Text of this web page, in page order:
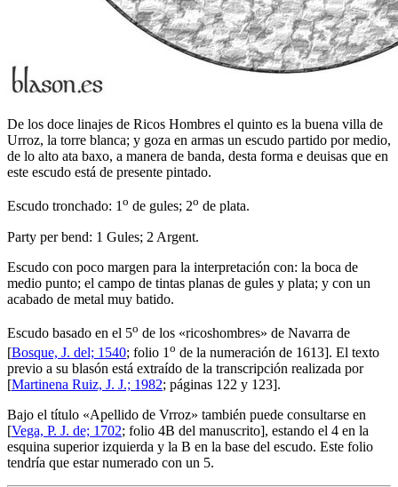
De los doce linajes de Ricos Hombres el quinto es la buena villa de
Urroz, la torre blanca; y goza en armas un escudo partido por medio,
de lo alto ata baxo, a manera de banda, desta forma e deuisas que en
este escudo está de presente pintado.
Escudo tronchado: 1o de gules; 2o de plata.
Party per bend: 1 Gules; 2 Argent.
Escudo con poco margen para la interpretación con: la boca de
medio punto; el campo de tintas planas de gules y plata; y con un
acabado de metal muy batido.
Escudo basado en el 5o de los «ricoshombres» de Navarra de
[Bosque, J. del; 1540; folio 1o de la numeración de 1613]. El texto
previo a su blasón está extraído de la transcripción realizada por
[Martinena Ruiz, J. J.; 1982; páginas 122 y 123].
Bajo el título «Apellido de Vrroz» también puede consultarse en
[Vega, P. J. de; 1702; folio 4B del manuscrito], estando el 4 en la
esquina superior izquierda y la B en la base del escudo. Este folio
tendría que estar numerado con un 5.